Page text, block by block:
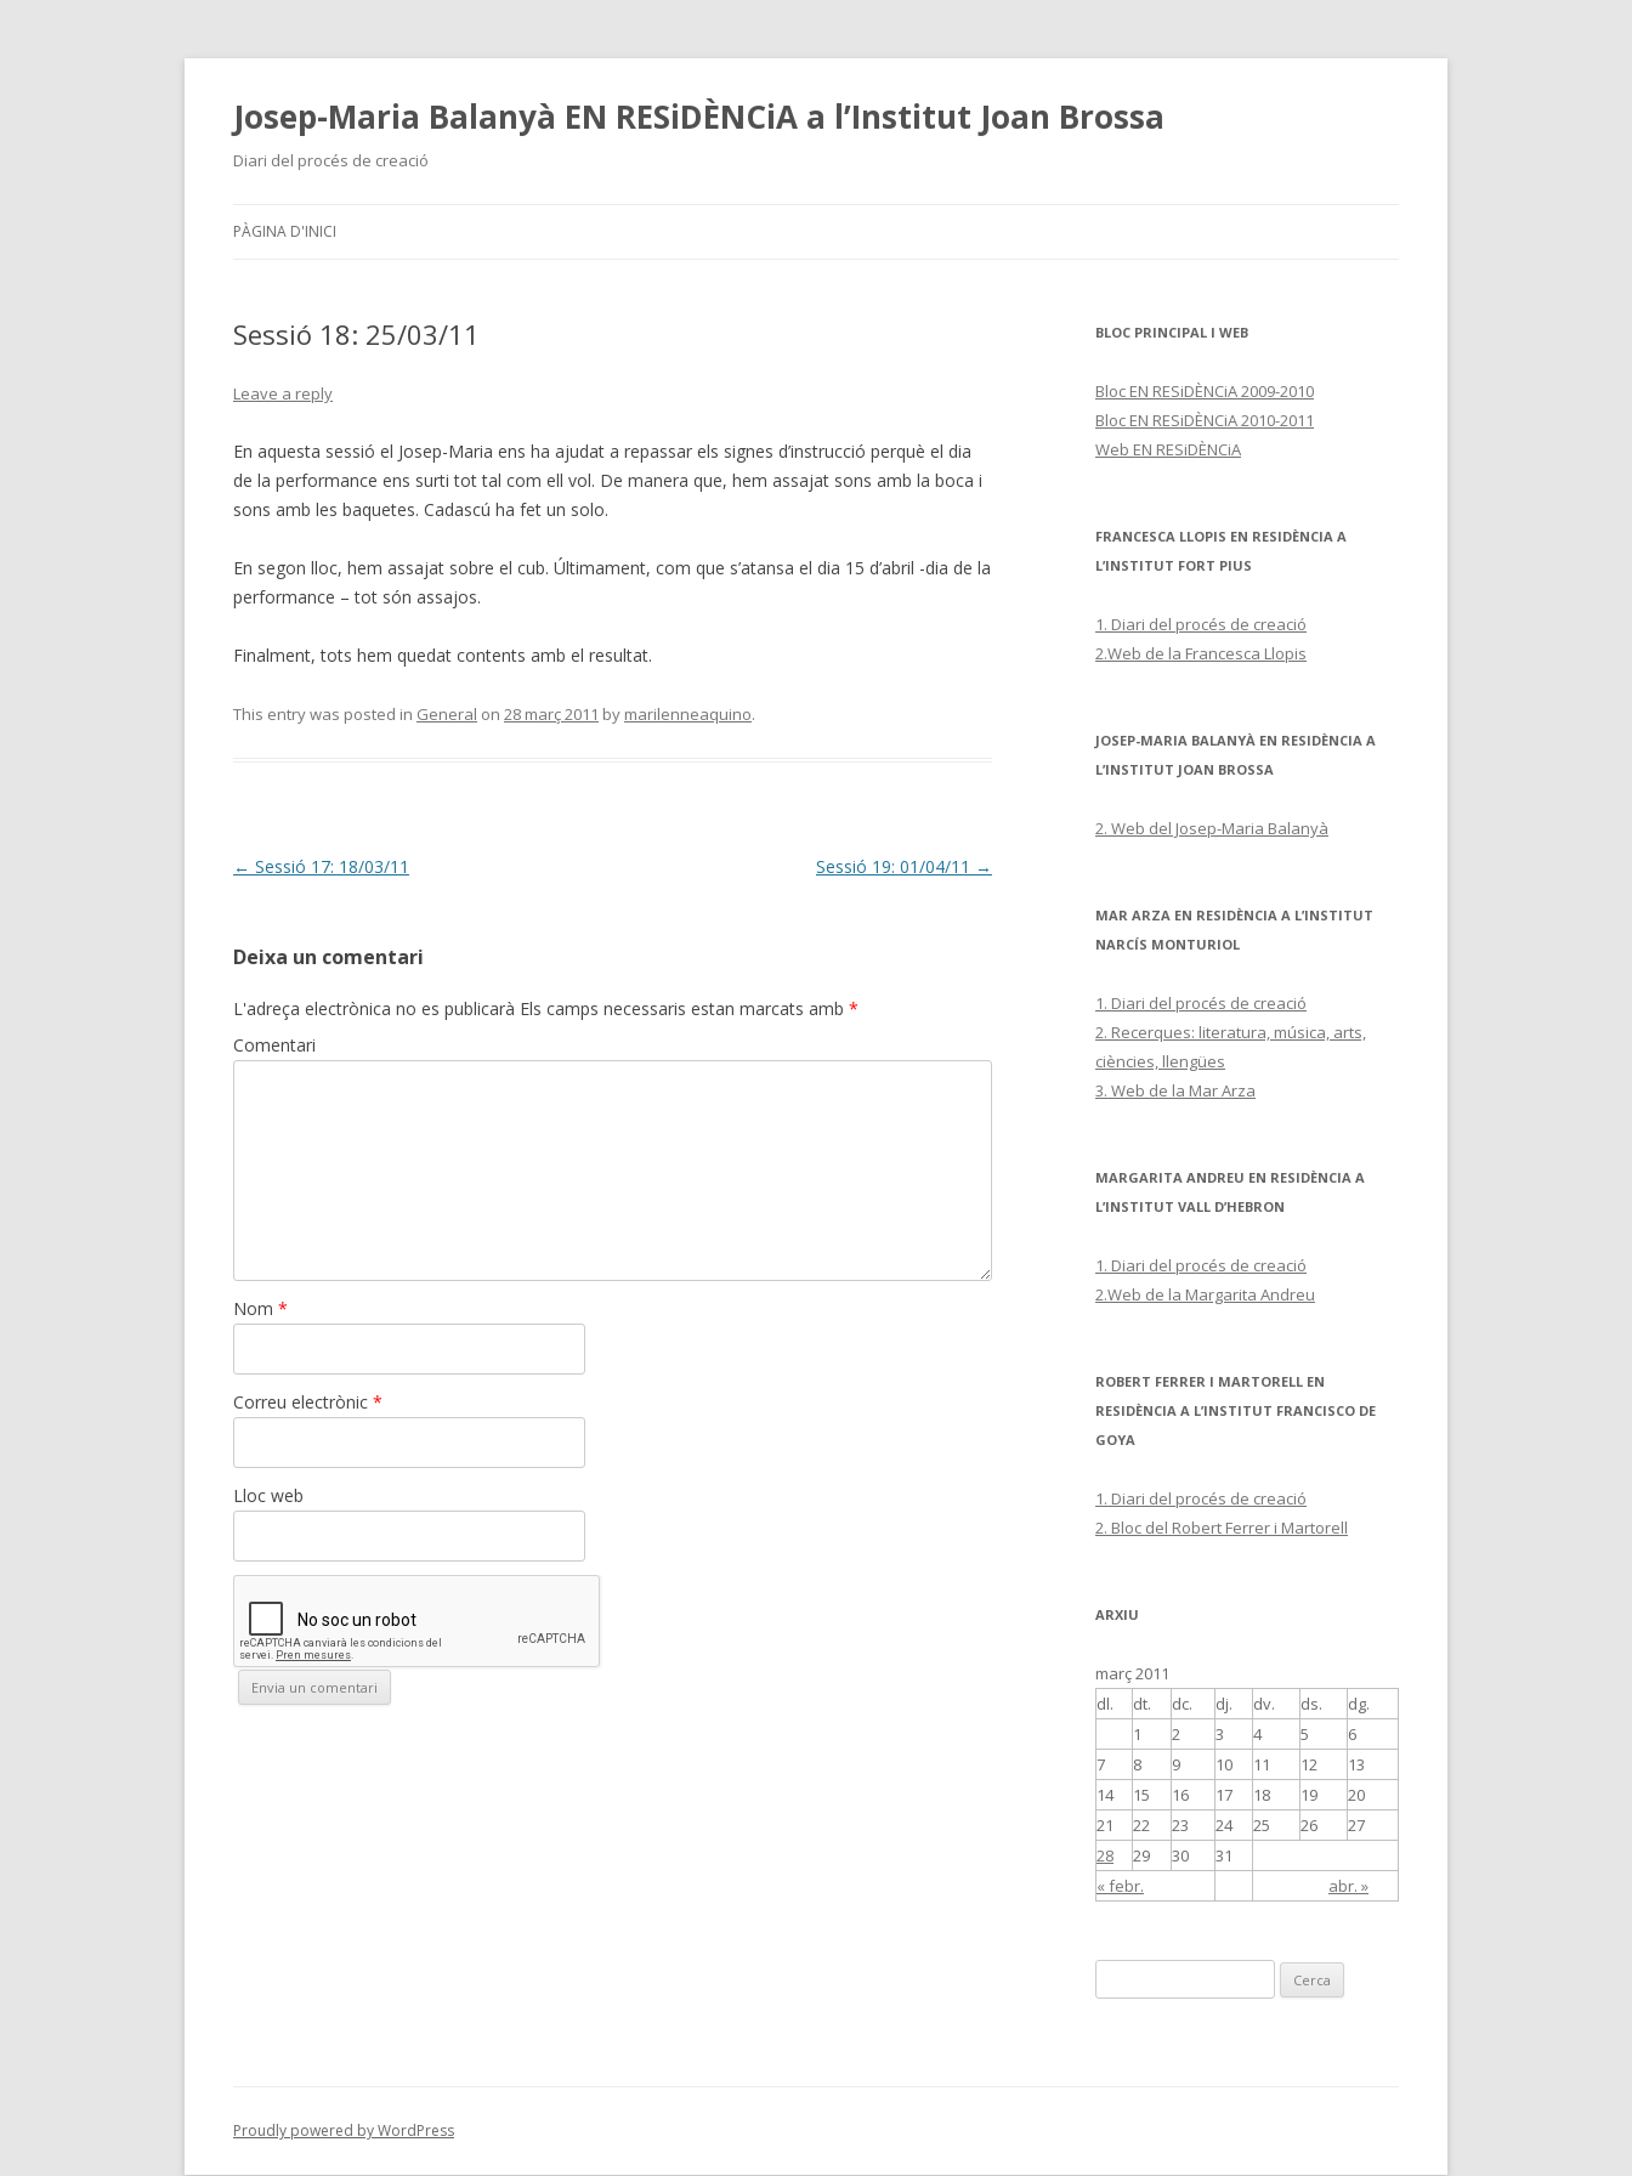
Josep-Maria Balanyà EN RESiDÈNCiA a l’Institut Joan Brossa
Diari del procés de creació
PÀGINA D'INICI
Sessió 18: 25/03/11
Leave a reply
En aquesta sessió el Josep-Maria ens ha ajudat a repassar els signes d’instrucció perquè el dia
de la performance ens surti tot tal com ell vol. De manera que, hem assajat sons amb la boca i
sons amb les baquetes. Cadascú ha fet un solo.
En segon lloc, hem assajat sobre el cub. Últimament, com que s’atansa el dia 15 d’abril -dia de la
performance – tot són assajos.
Finalment, tots hem quedat contents amb el resultat.
This entry was posted in General on 28 març 2011 by marilenneaquino.
Post
← Sessió 17: 18/03/11 Sessió 19: 01/04/11 →
Deixa un comentari
L'adreça electrònica no es publicarà Els camps necessaris estan marcats amb *
Comentari
Nom *
Correu electrònic *
Lloc web
BLOC PRINCIPAL I WEB
Bloc EN RESiDÈNCiA 2009-2010
Bloc EN RESiDÈNCiA 2010-2011
Web EN RESiDÈNCiA
FRANCESCA LLOPIS EN RESIDÈNCIA A
L’INSTITUT FORT PIUS
1. Diari del procés de creació
2.Web de la Francesca Llopis
JOSEP-MARIA BALANYÀ EN RESIDÈNCIA A
L’INSTITUT JOAN BROSSA
2. Web del Josep-Maria Balanyà
MAR ARZA EN RESIDÈNCIA A L’INSTITUT
NARCÍS MONTURIOL
1. Diari del procés de creació
2. Recerques: literatura, música, arts,
ciències, llengües
3. Web de la Mar Arza
MARGARITA ANDREU EN RESIDÈNCIA A
L’INSTITUT VALL D’HEBRON
1. Diari del procés de creació
2.Web de la Margarita Andreu
ROBERT FERRER I MARTORELL EN
RESIDÈNCIA A L’INSTITUT FRANCISCO DE
GOYA
1. Diari del procés de creació
2. Bloc del Robert Ferrer i Martorell
ARXIU
març 2011
dl.
dt. dc. dj. dv. ds. dg.
« febr. abr. »
1 2 3 4 5
6
7
8 9 10 11 12
13
14
15 16 17 18 19
20
21
22 23 24 25 26
27
28
29 30 31
e
Proudly powered by WordPress